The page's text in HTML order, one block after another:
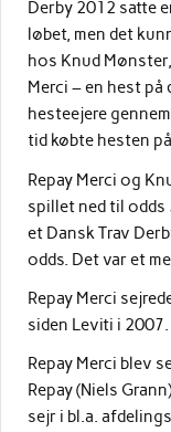
Derby 2012 satte
løbet, men det
hos Knud
Merci – en hest
hesteejere
tid købte hesten
Repay Merci og
spillet ned til odds
et Dansk Trav
odds. Det var et
Repay Merci
siden Leviti i 2007.
Repay Merci blev
Repay (Niels
sejr i bl.a.